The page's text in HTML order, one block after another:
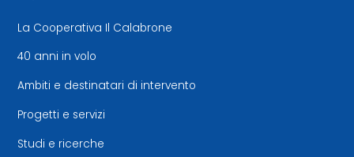
La Cooperativa Il Calabrone
40 anni in volo
Ambiti e destinatari di intervento
Progetti e servizi
Studi e ricerche